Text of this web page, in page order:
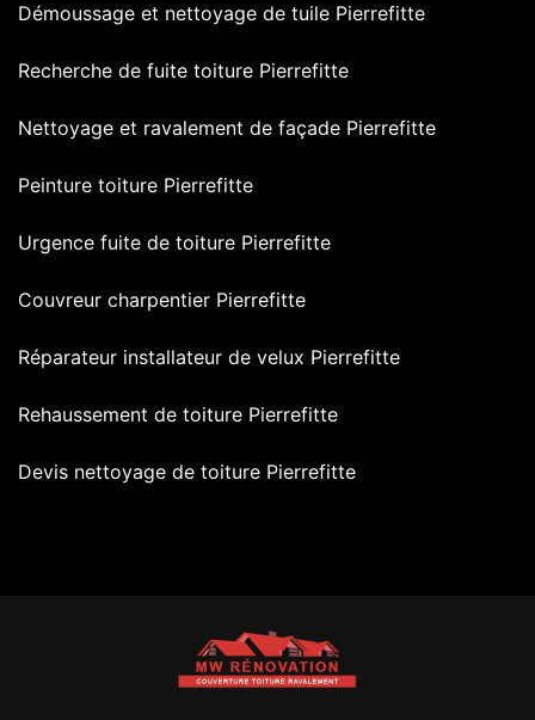
Démoussage et nettoyage de tuile Pierrefitte
Recherche de fuite toiture Pierrefitte
Nettoyage et ravalement de façade Pierrefitte
Peinture toiture Pierrefitte
Urgence fuite de toiture Pierrefitte
Couvreur charpentier Pierrefitte
Réparateur installateur de velux Pierrefitte
Rehaussement de toiture Pierrefitte
Devis nettoyage de toiture Pierrefitte